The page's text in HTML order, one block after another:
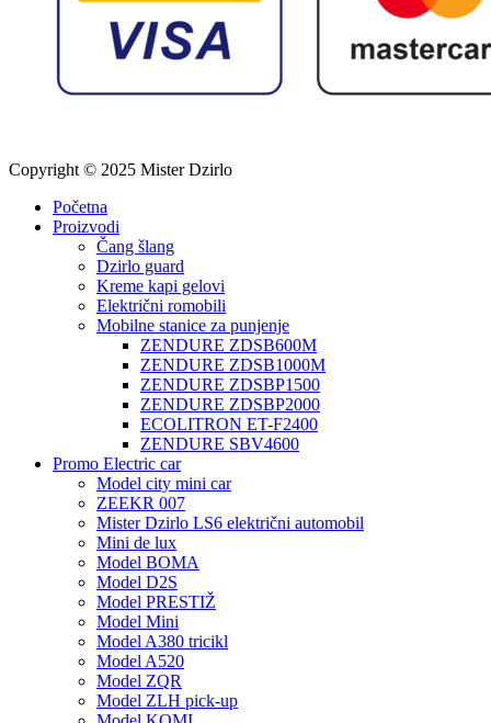
Copyright © 2025 Mister Dzirlo
Početna
Proizvodi
Čang šlang
Dzirlo guard
Kreme kapi gelovi
Električni romobili
Mobilne stanice za punjenje
ZENDURE ZDSB600M
ZENDURE ZDSB1000M
ZENDURE ZDSBP1500
ZENDURE ZDSBP2000
ECOLITRON ET-F2400
ZENDURE SBV4600
Promo Electric car
Model city mini car
ZEEKR 007
Mister Dzirlo LS6 električni automobil
Mini de lux
Model BOMA
Model D2S
Model PRESTIŽ
Model Mini
Model A380 tricikl
Model A520
Model ZQR
Model ZLH pick-up